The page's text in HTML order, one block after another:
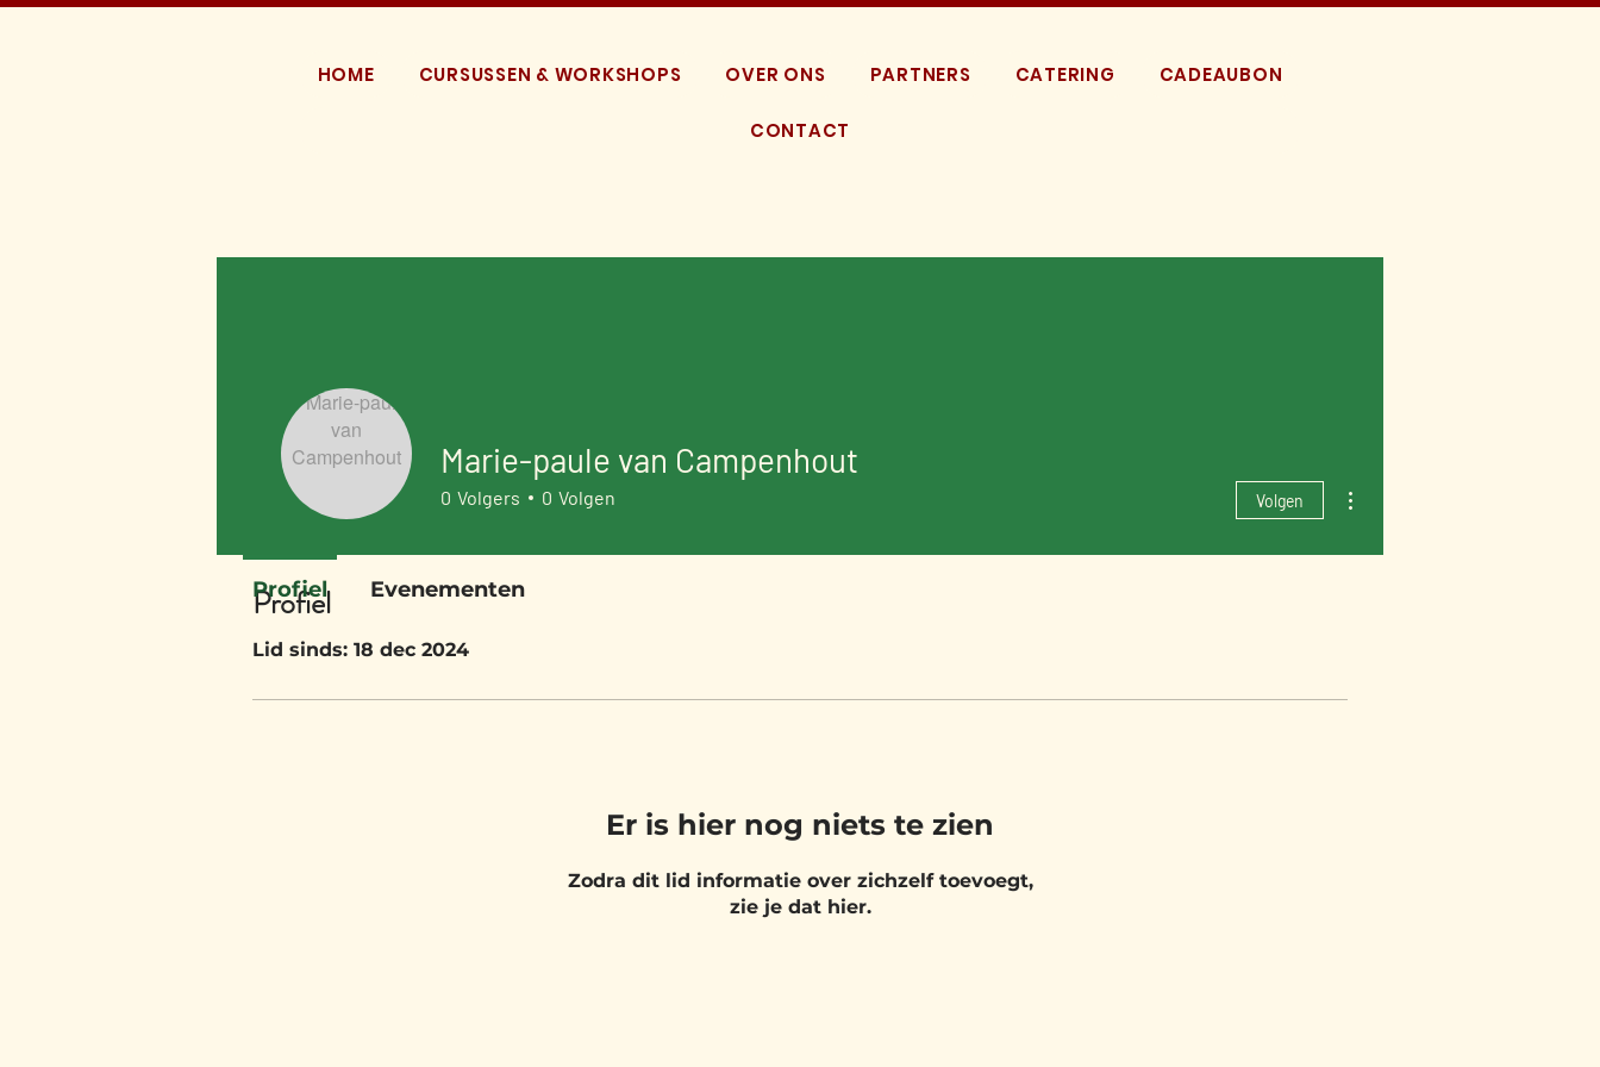
HOME CURSUSSEN & WORKSHOPS OVER ONS PARTNERS CATERING CADEAUBON
CONTACT
Profiel
Lid sinds: 18 dec 2024
Er is hier nog niets te zien
Zodra dit lid informatie over zichzelf toevoegt,
zie je dat hier.
Marie-paule van Campenhout
0 Volgers 0 Volgen Volgen
Profiel Evenementen